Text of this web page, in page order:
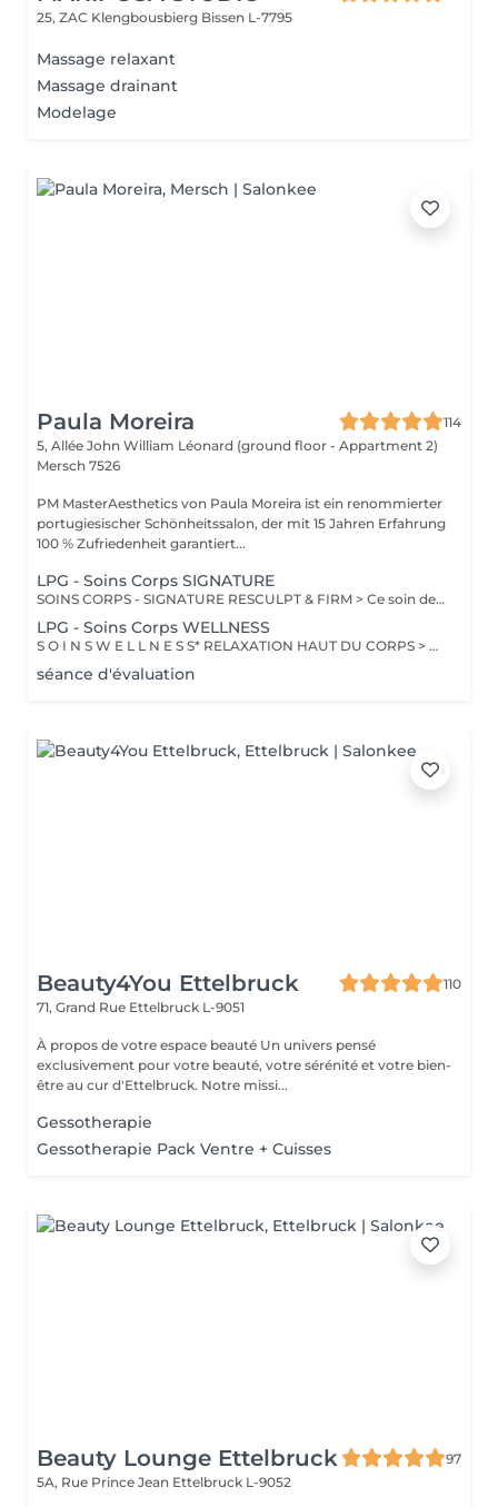
25, ZAC Klengbousbierg Bissen L-7795
Massage relaxant
Massage drainant
Modelage
Paula Moreira
114
5, Allée John William Léonard (ground floor - Appartment 2)
Mersch 7526
PM MasterAesthetics von Paula Moreira ist ein renommierter
portugiesischer Schönheitssalon, der mit 15 Jahren Erfahrung
100 % Zufriedenheit garantiert...
LPG - Soins Corps SIGNATURE
SOINS CORPS - SIGNATURE RESCULPT & FIRM > Ce soin de l'ensemble du corps raffermit la peau et redonne du galbe aux courbes pour retrouver une silhouette resculptée et plus ferme tout en procurant un grand moment de bien-être. CELLULITE LISSANT > Ce soin ciblé déstocke les graisses localisées, défibrose et assouplit les tissus pour traiter efficacement la cellulite adipeuse et fibreuse tout en procurant un grand moment de bien-être. DÉCOUVERTE Ce soin propose une introduction à la technique endermologie® afin de découvrir le potentiel des différentes stimulations cellulaires et les sensations uniques qu'elles procurent. BILAN PERSONNALISÉ Tout programme de soin endermologie® corps commence par un bilan ultra-précis, avec l'application professionnelle ENDERMOLINK. Il se déroule en trois étapes clés : 1. Décryptage de votre mode de vie. 2. Analyse pointue de l'état de votre peau. 3. Création de votre programme sur-mesure.
LPG - Soins Corps WELLNESS
S O I N S W E L L N E S S* RELAXATION HAUT DU CORPS > Ce soin favorise un relâchement profond des tensions dans le dos, la nuque, les épaules et le cuir chevelu pour apporter une relaxation complète et une sensation de bien-être global revitalisante. DÉTOX DRAINANT > Ce soin active les échanges circulatoires pour agir sur la rétention d'eau et éliminer les toxines, offrant un effet dynamisant et une sensation de légèreté aux jambes. VITALITÉ STRESS SOMMEIL > Ce soin de l'ensemble du corps diminue le stress, augmente la vitalité et améliore la qualité du sommeil pour apporter un mieux-être global tout en renforçant les défenses naturelles. RECUP DEEP TISSUE > En agissant sur les tissus profonds, ce soin soulage les tensions musculaires et favorise une meilleure récupération sportive en diminuant les courbatures. INTENSE WELLNESS > Ce soin de l'ensemble du corps détend les zones de tensions musculaires et favorise un lâcher prise total, offrant ainsi une relaxation profonde et une sensation de bien-être intensifi ée.
séance d'évaluation
Beauty4You Ettelbruck
110
71, Grand Rue Ettelbruck L-9051
À propos de votre espace beauté Un univers pensé
exclusivement pour votre beauté, votre sérénité et votre bien-
être au cur d'Ettelbruck. Notre missi...
Gessotherapie
Gessotherapie Pack Ventre + Cuisses
Beauty Lounge Ettelbruck
97
5A, Rue Prince Jean Ettelbruck L-9052